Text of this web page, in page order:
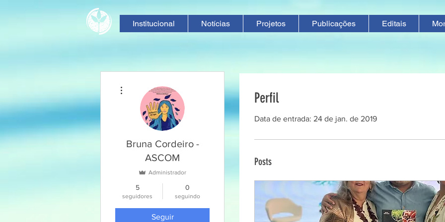
Institucional Notícias Projetos Publicações Editais
Perfil
Data de entrada: 24 de jan. de 2019
Posts
Bruna Cordeiro -
ASCOM
Administrador
5
seguidores
0
seguindo
Seguir